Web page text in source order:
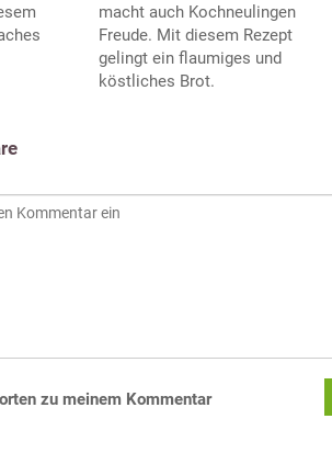
macht auch Kochneulingen
Freude. Mit diesem Rezept
gelingt ein flaumiges und
köstliches Brot.
zu meinem Kommentar